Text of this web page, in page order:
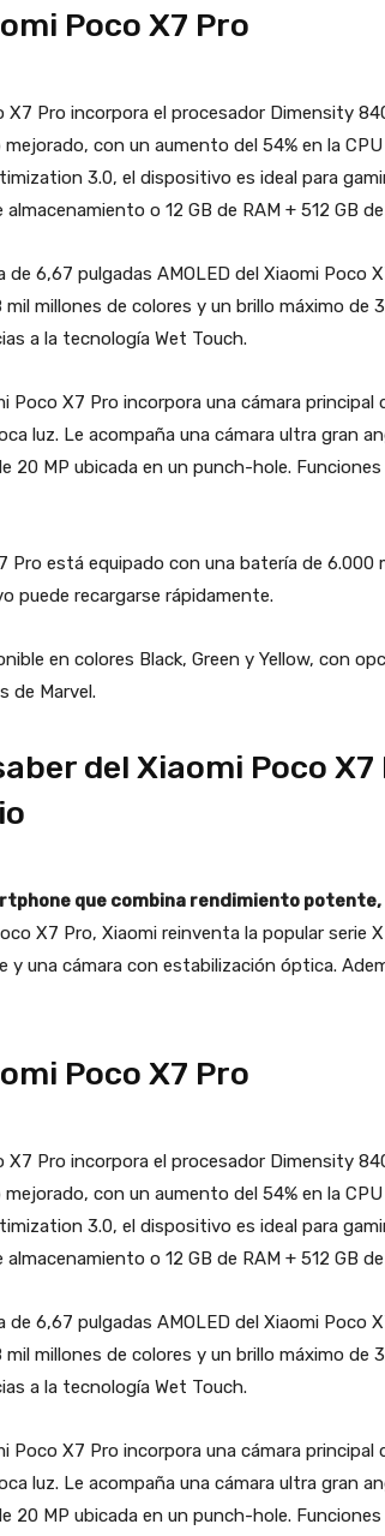
Poco X7 Pro
X7 Pro incorpora el procesador Dimensity
con un aumento del 54% en la
3.0, el dispositivo es ideal para
o 12 GB de RAM + 512 GB
de 6,67 pulgadas AMOLED del Xiaomi
millones de colores y un brillo máximo de
a la tecnología Wet Touch.
Poco X7 Pro incorpora una cámara
luz. Le acompaña una cámara ultra gran
20 MP ubicada en un punch-hole.
Pro está equipado con una batería de
puede recargarse rápidamente.
en colores Black, Green y Yellow, con
de Marvel.
del Xiaomi Poco
que combina rendimiento
X7 Pro, Xiaomi reinventa la popular
una cámara con estabilización óptica.
Poco X7 Pro
X7 Pro incorpora el procesador Dimensity
con un aumento del 54% en la
3.0, el dispositivo es ideal para
o 12 GB de RAM + 512 GB
de 6,67 pulgadas AMOLED del Xiaomi
millones de colores y un brillo máximo de
a la tecnología Wet Touch.
Poco X7 Pro incorpora una cámara
luz. Le acompaña una cámara ultra gran
20 MP ubicada en un punch-hole.